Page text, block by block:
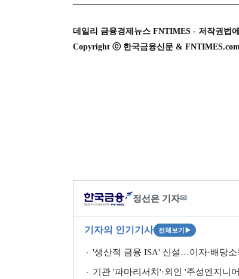
데일리 금융경제뉴스 FNTIMES - 저작권법
Copyright ⓒ 한국금융신문 &
정선은 기자✉
기자의 인기기사 전체보기 ▶
'생산적 금융 ISA' 신설…이자·배당
기관 '파마리서치'·외인 '주성엔지니